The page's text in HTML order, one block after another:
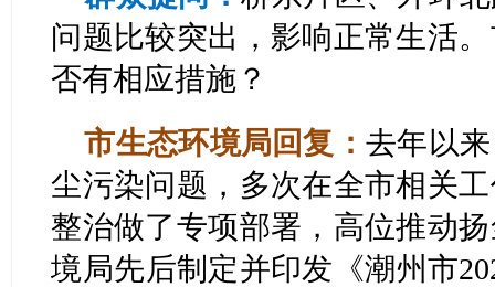
问题比较突出，影响正常生活
否有相应措施？
市生态环境局回复：去年以
尘污染问题，多次在全市相关
整治做了专项部署，高位推动
境局先后制定并印发《潮州市